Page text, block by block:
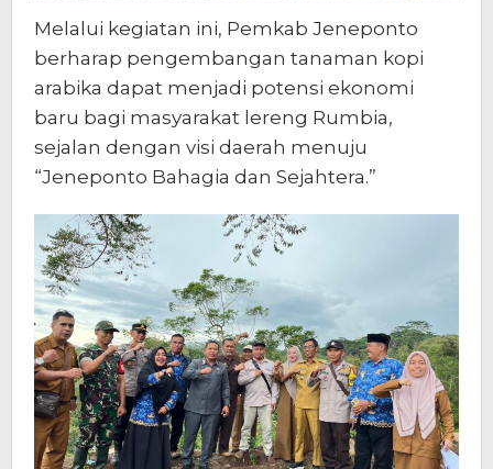
Melalui kegiatan ini, Pemkab Jeneponto
berharap pengembangan tanaman kopi
arabika dapat menjadi potensi ekonomi
baru bagi masyarakat lereng Rumbia,
sejalan dengan visi daerah menuju
“Jeneponto Bahagia dan Sejahtera.”